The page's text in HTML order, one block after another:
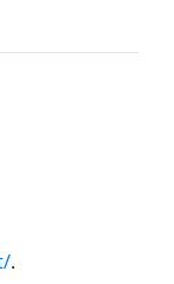
.